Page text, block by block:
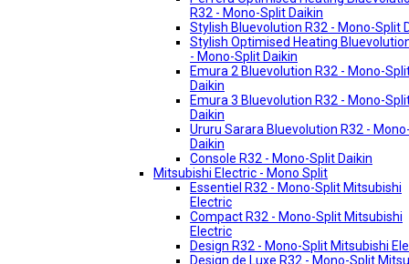
R32 - Mono-Split Daikin
Stylish Bluevolution R32 - Mono-Split
Stylish Optimised Heating
- Mono-Split Daikin
Emura 2 Bluevolution R32 - Mono-
Daikin
Emura 3 Bluevolution R32 - Mono-
Daikin
Ururu Sarara Bluevolution R32 -
Daikin
Console R32 - Mono-Split Daikin
Mitsubishi Electric - Mono Split
Essentiel R32 - Mono-Split Mitsubishi
Electric
Compact R32 - Mono-Split Mitsubishi
Electric
Design R32 - Mono-Split Mitsubishi
Design de Luxe R32 - Mono-Split